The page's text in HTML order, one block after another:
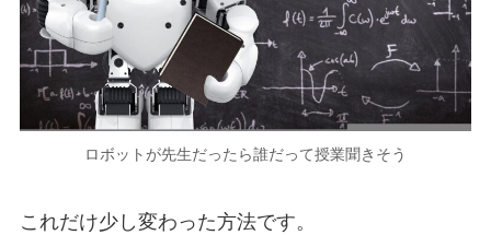
ロボットが先生だったら誰だって授業聞きそう
これだけ少し変わった方法です。